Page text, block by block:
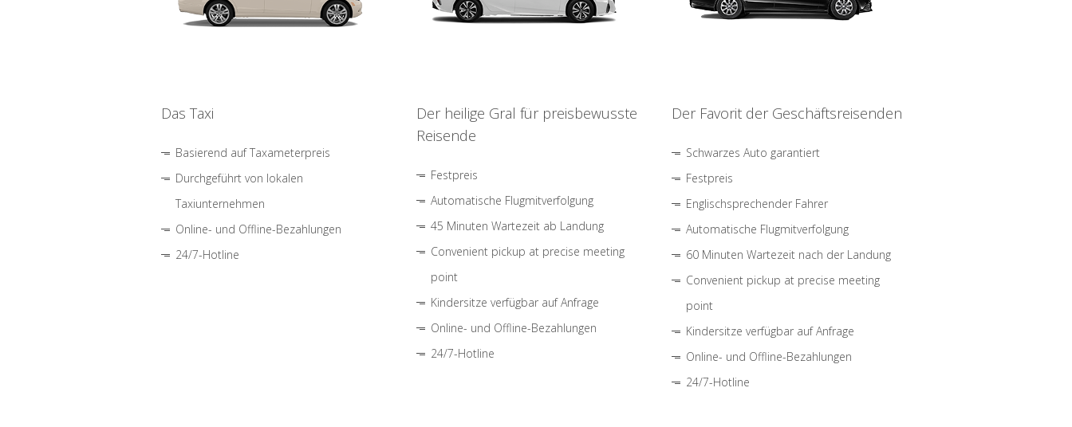
Das Taxi
Basierend auf Taxameterpreis
Durchgeführt von lokalen
Taxiunternehmen
Online- und Offline-Bezahlungen
24/7-Hotline
Der heilige Gral für preisbewusste
Reisende
Festpreis
Automatische Flugmitverfolgung
45 Minuten Wartezeit ab Landung
Convenient pickup at precise meeting
point
Kindersitze verfügbar auf Anfrage
Online- und Offline-Bezahlungen
24/7-Hotline
Der Favorit der Geschäftsreisenden
Schwarzes Auto garantiert
Festpreis
Englischsprechender Fahrer
Automatische Flugmitverfolgung
60 Minuten Wartezeit nach der Landung
Convenient pickup at precise meeting
point
Kindersitze verfügbar auf Anfrage
Online- und Offline-Bezahlungen
24/7-Hotline